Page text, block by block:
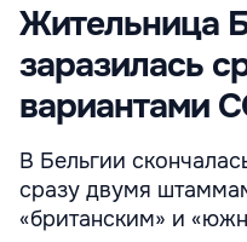
Жительница
заразилась
вариантами
В Бельгии
сразу двумя
«британским» и